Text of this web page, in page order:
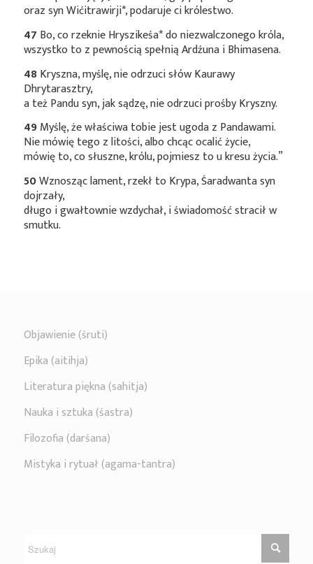
oraz synWićitrawirji*, podaruje ci królestwo.
47 Bo, co rzeknieHryszikeśa*do niezwalczonego króla,
wszystko to z pewnością spełnią Ardźuna i Bhimasena.
48Kryszna, myślę, nie odrzuci słów Kaurawy
Dhrytarasztry,
a też Pandu syn, jak sądzę, nie odrzuci prośby Kryszny.
49Myślę, że właściwa tobie jest ugoda z Pandawami.
Nie mówię tego z litości, albo chcąc ocalić życie,
mówię to, co słuszne, królu, pojmiesz to u kresu życia.”
50Wznosząc lament, rzekł to Krypa, Śaradwanta syn
dojrzały,
długo i gwałtownie wzdychał, i świadomość stracił w
smutku.
Objawienie (śruti)
Epika (aitihja)
Literatura piękna (sahitja)
Nauka i sztuka (śastra)
Filozofia (darśana)
Mistyka i rytuał (agama-tantra)